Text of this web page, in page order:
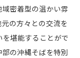
密着型の温かい雰
の方々との交流を
堪能することがで
の沖縄そばを特別